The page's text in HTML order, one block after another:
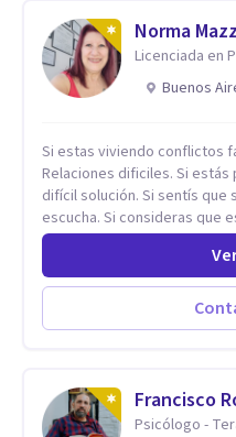
Norma
Licenciada en
Buenos
Si estas viviendo conflictos
Relaciones dificiles. Si
difícil solución. Si sentís que
escucha. Si consideras que
comprensión. Si no logras
sueños, deseos. Si pensás
grave, pero podría ayudar.
intención es hacer algo con lo
en comunicarte a fin de
Francisco
Psicólogo -